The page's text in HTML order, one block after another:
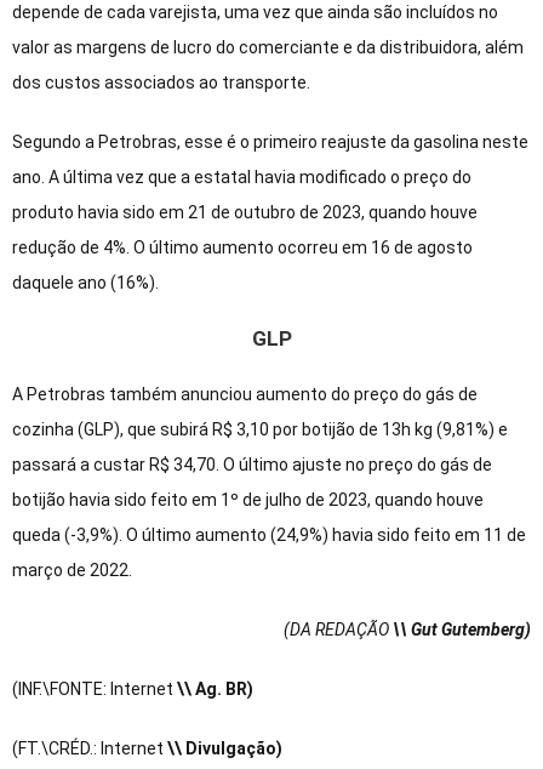
depende de cada varejista, uma vez que ainda são incluídos no
valor as margens de lucro do comerciante e da distribuidora, além
dos custos associados ao transporte.
Segundo a Petrobras, esse é o primeiro reajuste da gasolina neste
ano. A última vez que a estatal havia modificado o preço do
produto havia sido em 21 de outubro de 2023, quando houve
redução de 4%. O último aumento ocorreu em 16 de agosto
daquele ano (16%).
GLP
A Petrobras também anunciou aumento do preço do gás de
cozinha (GLP), que subirá R$ 3,10 por botijão de 13h kg (9,81%) e
passará a custar R$ 34,70. O último ajuste no preço do gás de
botijão havia sido feito em 1º de julho de 2023, quando houve
queda (-3,9%). O último aumento (24,9%) havia sido feito em 11 de
março de 2022.
(DA REDAÇÃO \\ Gut Gutemberg)
(INF.\FONTE: Internet \\ Ag. BR)
(FT.\CRÉD.: Internet \\ Divulgação)